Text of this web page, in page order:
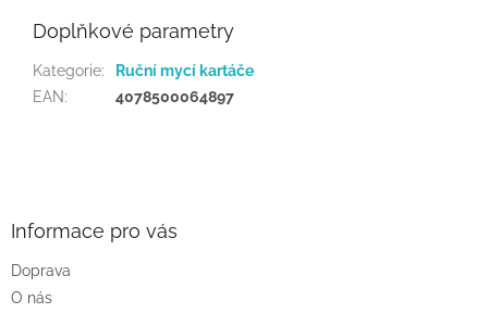
Doplňkové parametry
Kategorie:
Ruční mycí kartáče
EAN: 4078500064897
Informace pro vás
Doprava
O nás